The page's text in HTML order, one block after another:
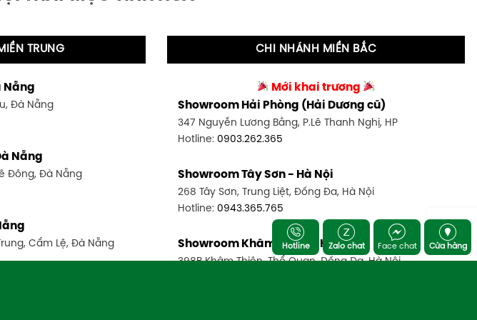
TRUNG
Nẵng
Đà Nẵng
Nẵng
Đông, Đà Nẵng
Cẩm Lệ, Đà Nẵng
CHI NHÁNH MIỀN BẮC
Mới khai trương
Showroom Hải Phòng (Hải Dương cũ)
347 Nguyễn Lương Bằng, P.Lê Thanh Nghị, HP
Hotline:0903.262.365
Showroom Tây Sơn - Hà Nội
268 Tây Sơn, Trung Liệt, Đống Đa, Hà Nội
Hotline:0943.365.765
Showroom Khâm Thiên - Hà Nội
398B Khâm Thiên, Thổ Quan, Đống Đa, Hà Nội
Hotline Zalo chat Face chat Cửa hàng